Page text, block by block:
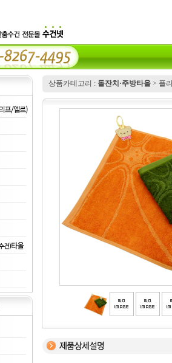
상품카테고리 : 돌잔치·주방타올 > 플